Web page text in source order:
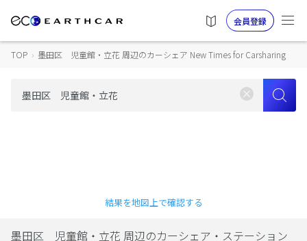
会員登録
TOP › 墨田区 児童館・立花 周辺のカーシェア New Times for Carsharing
結果を地図上で確認する
墨田区 児童館・立花 周辺のカーシェア・ステーション